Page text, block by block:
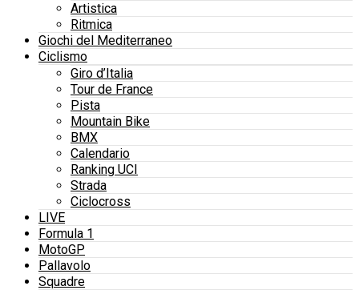
Artistica
Ritmica
Giochi del Mediterraneo
Ciclismo
Giro d’Italia
Tour de France
Pista
Mountain Bike
BMX
Calendario
Ranking UCI
Strada
Ciclocross
LIVE
Formula 1
MotoGP
Pallavolo
Squadre